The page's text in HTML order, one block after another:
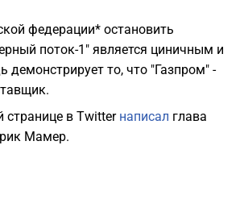
федерации* остановить
поток-1" является циничным и
демонстрирует то, что "Газпром" -
странице в Twitter написал глава
Мамер.